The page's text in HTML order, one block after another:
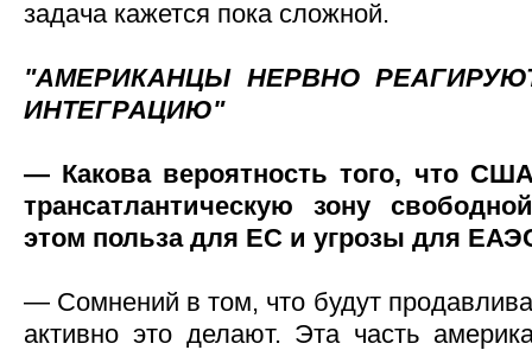
задача кажется пока сложной.
"АМЕРИКАНЦЫ НЕРВНО
ИНТЕГРАЦИЮ"
— Какова вероятность того, что
трансатлантическую зону
этом польза для ЕС и угрозы для
— Сомнений в том, что будут
активно это делают. Эта часть